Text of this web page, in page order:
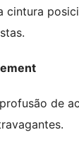
cintura
de